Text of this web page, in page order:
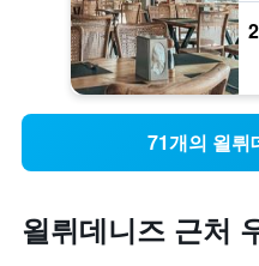
71개의 욀뤼
욀뤼데니즈 근처